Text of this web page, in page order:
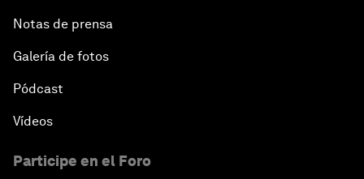
Notas de prensa
Galería de fotos
Pódcast
Vídeos
Participe en el Foro